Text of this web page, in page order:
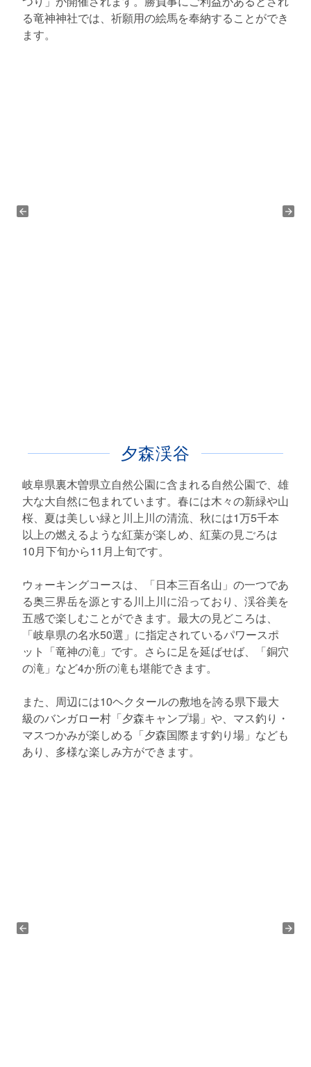
る竜神神社では、祈願用の絵馬を奉納することができ
ます。
夕森渓谷
岐阜県裏木曽県立自然公園に含まれる自然公園で、雄
大な大自然に包まれています。春には木々の新緑や山
桜、夏は美しい緑と川上川の清流、秋には1万5千本
以上の燃えるような紅葉が楽しめ、紅葉の見ごろは
10月下旬から11月上旬です。
ウォーキングコースは、「日本三百名山」の一つであ
る奥三界岳を源とする川上川に沿っており、渓谷美を
五感で楽しむことができます。最大の見どころは、
「岐阜県の名水50選」に指定されているパワースポ
ット「竜神の滝」です。さらに足を延ばせば、「銅穴
の滝」など4か所の滝も堪能できます。
また、周辺には10ヘクタールの敷地を誇る県下最大
級のバンガロー村「夕森キャンプ場」や、マス釣り・
マスつかみが楽しめる「夕森国際ます釣り場」なども
あり、多様な楽しみ方ができます。